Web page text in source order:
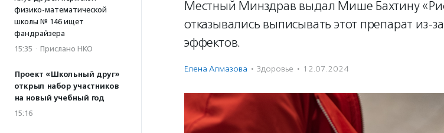
физико-математической
школы № 146 ищет
фандрайзера
15:35 · Прислано НКО
Проект «Школьный друг»
открыл набор участников
на новый учебный год
15:16
Местный Минздрав выдал Мише Бахтину
отказывались выписывать этот препарат из-
эффектов.
Елена Алмазова · Здоровье · 12.07.2024